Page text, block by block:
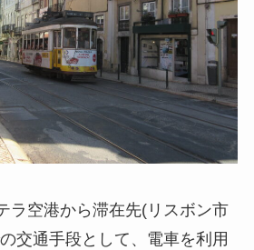
ラ空港から滞在先(リスボン市
交通手段として、電車を利用